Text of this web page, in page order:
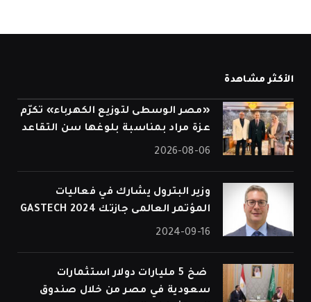
الأكثر مشاهدة
«مصر الوسطى لتوزيع الكهرباء» تكرّم
عزة مراد بمناسبة بلوغها سن التقاعد
2026-08-06
وزير البترول يشارك في فعاليات
المؤتمر العالمى جازتك 2024 GASTECH
2024-09-16
⁠ ضخ 5 مليارات دولار استثمارات
سعودية في مصر من خلال صندوق